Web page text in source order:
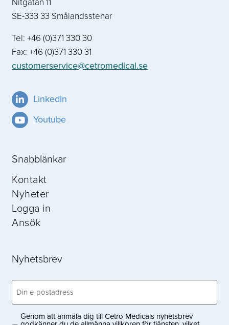
SE-333 33 Smålandsstenar
Tel: +46 (0)371 330 30
Fax: +46 (0)371 330 31
customerservice@cetromedical.se
LinkedIn
Youtube
Snabblänkar
Kontakt
Nyheter
Logga in
Ansök
Nyhetsbrev
Email
(Obligatoriskt)
Privacy
Genom att anmäla dig till Cetro Medicals nyhetsbrev